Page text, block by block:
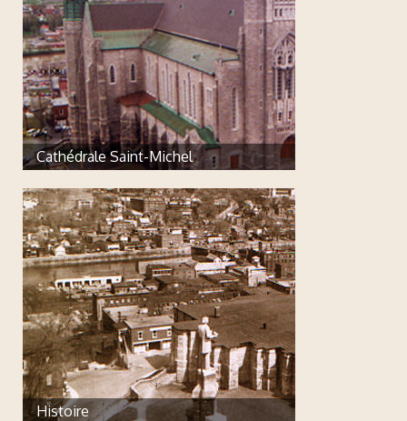
Cathédrale Saint-Michel
Histoire